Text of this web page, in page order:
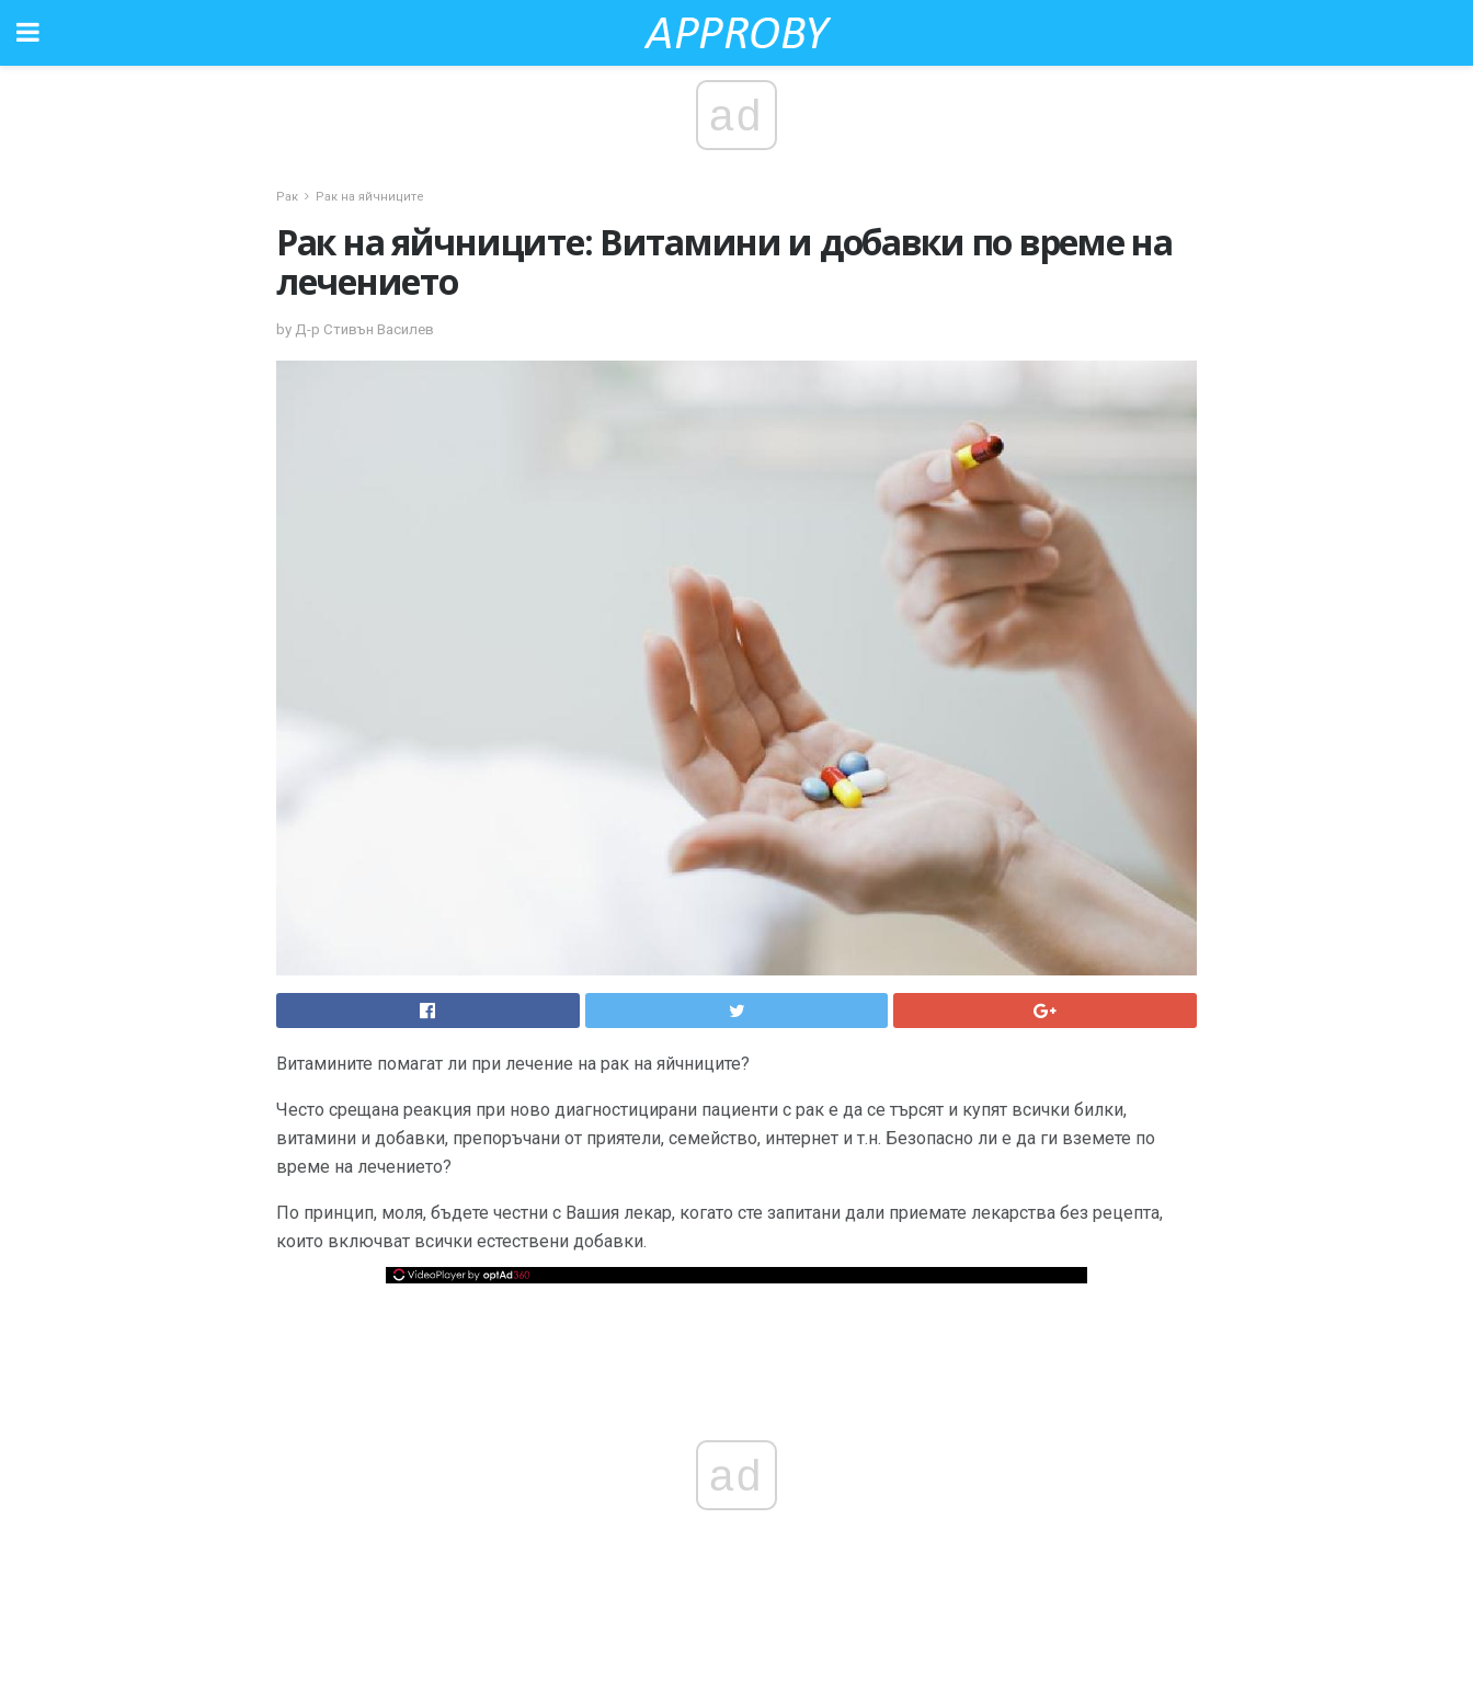
ad
Рак Рак на яйчниците
Рак на яйчниците: Витамини и добавки по време на
лечението
by Д-р Стивън Василев
Витамините помагат ли при лечение на рак на яйчниците?
Често срещана реакция при ново диагностицирани пациенти с рак е да се търсят и купят всички билки,
витамини и добавки, препоръчани от приятели, семейство, интернет и т.н. Безопасно ли е да ги вземете по
време на лечението?
По принцип, моля, бъдете честни с Вашия лекар, когато сте запитани дали приемате лекарства без рецепта,
които включват всички естествени добавки.
ad